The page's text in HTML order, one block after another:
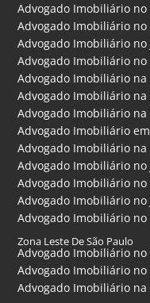
Advogado Imobiliário no
Advogado Imobiliário
Advogado Imobiliário no
Advogado Imobiliário
Advogado Imobiliário na
Advogado Imobiliário na
Advogado Imobiliário
Advogado Imobiliário
Advogado Imobiliário
Advogado Imobiliário
Advogado Imobiliário no
Advogado Imobiliário
Advogado Imobiliário
Zona Leste De São Paulo
Advogado Imobiliário no
Advogado Imobiliário no
Advogado Imobiliário na